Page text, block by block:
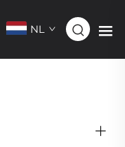
NL